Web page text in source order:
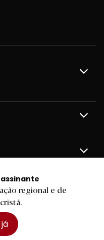
assinante
regional e de